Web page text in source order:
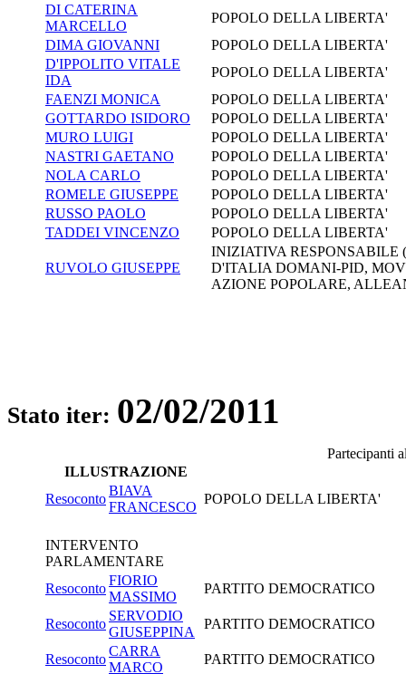
DI CATERINA
MARCELLO
POPOLO DELLA LIBERTA'
DIMA GIOVANNI
POPOLO DELLA LIBERTA'
D'IPPOLITO VITALE
IDA
POPOLO DELLA LIBERTA'
FAENZI MONICA
POPOLO DELLA LIBERTA'
GOTTARDO ISIDORO
POPOLO DELLA LIBERTA'
MURO LUIGI
POPOLO DELLA LIBERTA'
NASTRI GAETANO
POPOLO DELLA LIBERTA'
NOLA CARLO
POPOLO DELLA LIBERTA'
ROMELE GIUSEPPE
POPOLO DELLA LIBERTA'
RUSSO PAOLO
POPOLO DELLA LIBERTA'
TADDEI VINCENZO
POPOLO DELLA LIBERTA'
RUVOLO GIUSEPPE
INIZIATIVA
D'ITALIA DOMANI-PID,
AZIONE POPOLARE,
Stato iter: 02/02/2011
Partecipanti
ILLUSTRAZIONE
Resoconto
BIAVA
FRANCESCO
POPOLO DELLA LIBERTA'
INTERVENTO
PARLAMENTARE
Resoconto
FIORIO
MASSIMO
PARTITO DEMOCRATICO
Resoconto
SERVODIO
GIUSEPPINA
PARTITO DEMOCRATICO
Resoconto
CARRA
MARCO
PARTITO DEMOCRATICO